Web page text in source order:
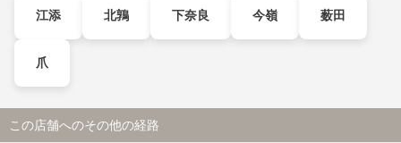
江添 北鶉 下奈良 今嶺 薮田
爪
この店舗へのその他の経路